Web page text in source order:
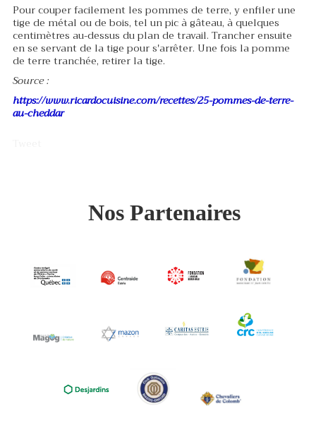
Pour couper facilement les pommes de terre, y enfiler une
tige de métal ou de bois, tel un pic à gâteau, à quelques
centimètres au-dessus du plan de travail. Trancher ensuite
en se servant de la tige pour s'arrêter. Une fois la pomme
de terre tranchée, retirer la tige.
Source :
https://www.ricardocuisine.com/recettes/25-pommes-de-terre-
au-cheddar
Nos Partenaires